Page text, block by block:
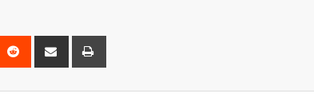
Reddit
Share